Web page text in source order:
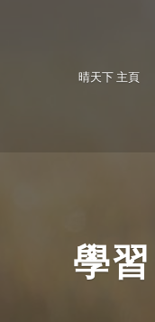
晴天下 主頁
學習